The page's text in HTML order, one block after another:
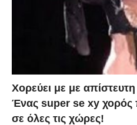
Χορεύει με με απίστευτη
Ένας super se xy χορός
σε όλες τις χώρες!